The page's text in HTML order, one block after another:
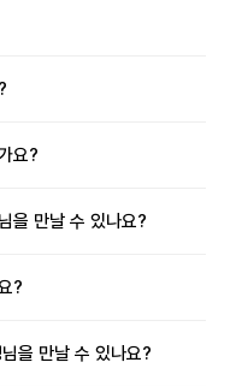
요?
을 만날 수 있나요?
?
을 만날 수 있나요?